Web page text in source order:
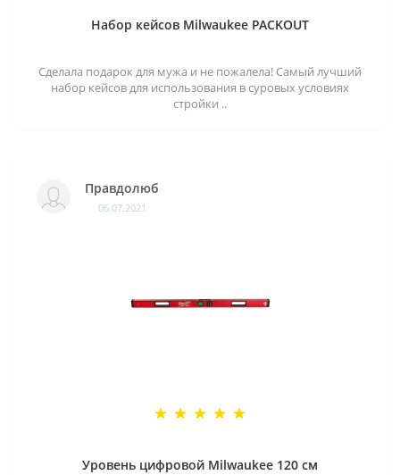
Набор кейсов Milwaukee PACKOUT
Сделала подарок для мужа и не пожалела! Самый лучший
набор кейсов для использования в суровых условиях
стройки ..
Правдолюб
06.07.2021
Уровень цифровой Milwaukee 120 см